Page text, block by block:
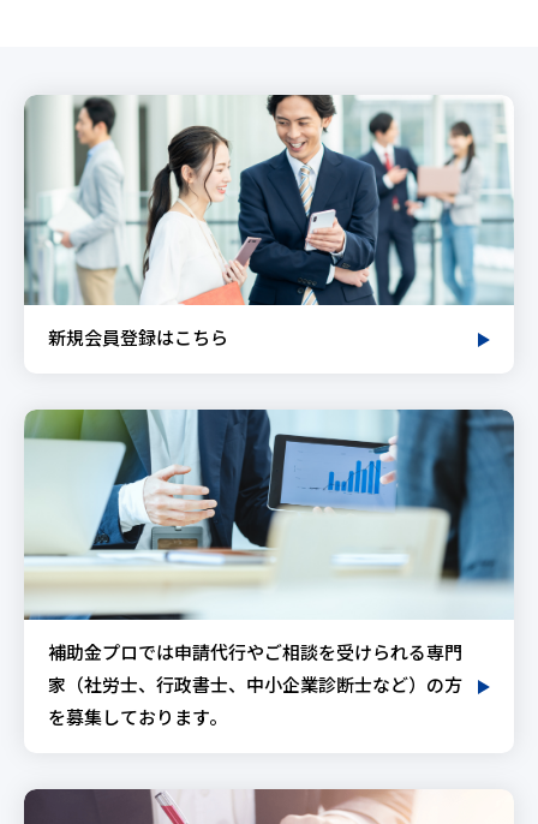
新規会員登録はこちら
補助金プロでは申請代行やご相談を受けられる専門
家（社労士、行政書士、中小企業診断士など）の方
を募集しております。